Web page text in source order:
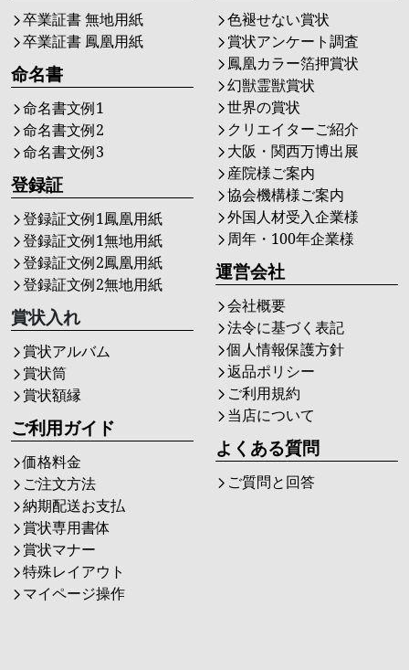
卒業証書 無地用紙
卒業証書 鳳凰用紙
命名書
命名書文例1
命名書文例2
命名書文例3
登録証
登録証文例1鳳凰用紙
登録証文例1無地用紙
登録証文例2鳳凰用紙
登録証文例2無地用紙
賞状入れ
賞状アルバム
賞状筒
賞状額縁
ご利用ガイド
価格料金
ご注文方法
納期配送お支払
賞状専用書体
賞状マナー
特殊レイアウト
マイページ操作
色褪せない賞状
賞状アンケート調査
鳳凰カラー箔押賞状
幻獣霊獣賞状
世界の賞状
クリエイターご紹介
大阪・関西万博出展
産院様ご案内
協会機構様ご案内
外国人材受入企業様
周年・100年企業様
運営会社
会社概要
法令に基づく表記
個人情報保護方針
返品ポリシー
ご利用規約
当店について
よくある質問
ご質問と回答